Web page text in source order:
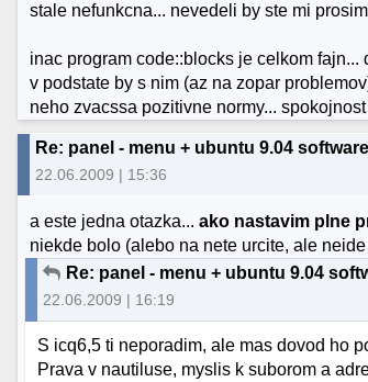
stale nefunkcna... nevedeli by ste mi
inac program code::blocks je celkom
v podstate by s nim (az na zopar
neho zvacssa pozitivne normy... spokojnost
Re: panel - menu + ubuntu 9.04 software
22.06.2009 | 15:36
a este jedna otazka... ako nastavim plne
niekde bolo (alebo na nete urcite, ale neide
Re: panel - menu + ubuntu 9.04
22.06.2009 | 16:19
S icq6,5 ti neporadim, ale mas dovod ho
Prava v nautiluse, myslis k suborom a